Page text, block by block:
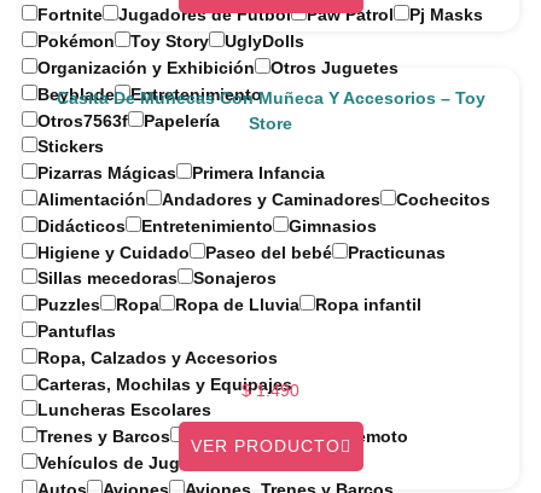
Fortnite
Jugadores de Fútbol Paw Patrol
Pj Masks
Pokémon
Toy Story
UglyDolls
Organización y Exhibición
Otros Juguetes
Beyblade
Entretenimiento
Otros7563f
Papelería
Stickers
Pizarras Mágicas
Primera Infancia
Alimentación
Andadores y Caminadores
Cochecitos
Didácticos
Entretenimiento
Gimnasios
Higiene y Cuidado
Paseo del bebé
Practicunas
Sillas mecedoras
Sonajeros
Puzzles
Ropa Ropa de Lluvia
Ropa infantil
Pantuflas
Ropa, Calzados y Accesorios
Carteras, Mochilas y Equipajes
Luncheras Escolares
Trenes y Barcos
Vehículos a control remoto
Vehículos de Juguete
Casita De Muñecas Con Muñeca Y Accesorios – Toy
Store
$1.490
VER PRODUCTO